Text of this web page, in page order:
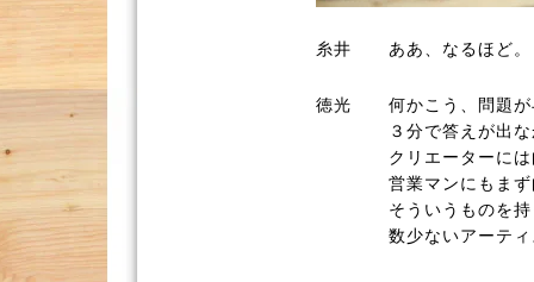
糸井 ああ、なるほど。
徳光
何かこう、問題
３分で答えが出
クリエーターに
営業マンにもま
そういうものを
数少ないアーテ